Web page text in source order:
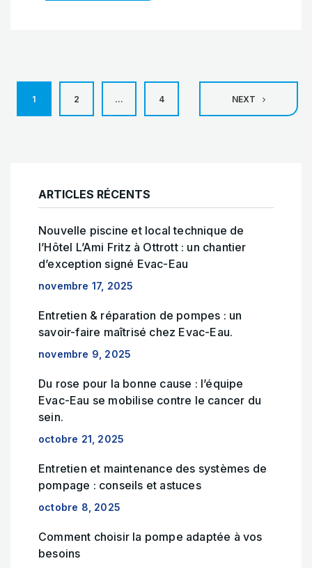
Pagination
des
1 2 … 4 NEXT
ARTICLES RÉCENTS
Nouvelle piscine et local technique de
l’Hôtel L’Ami Fritz à Ottrott : un chantier
d’exception signé Evac-Eau
novembre 17, 2025
Entretien & réparation de pompes : un
savoir-faire maîtrisé chez Evac-Eau.
novembre 9, 2025
Du rose pour la bonne cause : l’équipe
Evac-Eau se mobilise contre le cancer du
sein.
octobre 21, 2025
Entretien et maintenance des systèmes de
pompage : conseils et astuces
octobre 8, 2025
Comment choisir la pompe adaptée à vos
besoins